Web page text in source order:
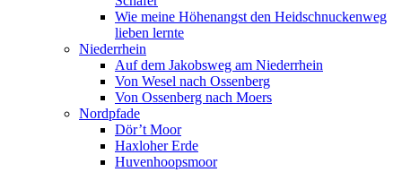
Wie meine Höhenangst den Heidschnuckenweg
lieben lernte
Niederrhein
Auf dem Jakobsweg am Niederrhein
Von Wesel nach Ossenberg
Von Ossenberg nach Moers
Nordpfade
Dör’t Moor
Haxloher Erde
Huvenhoopsmoor